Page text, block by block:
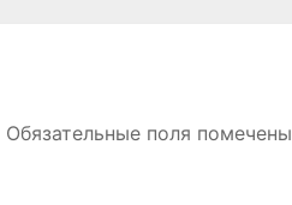
Обязательные поля помечены